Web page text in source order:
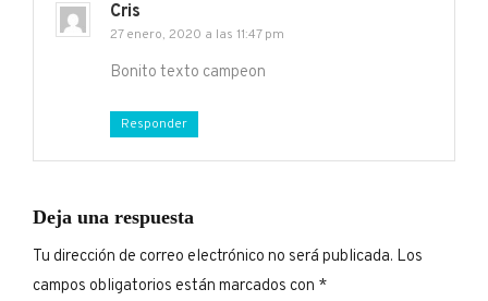
Cris
27 enero, 2020 a las 11:47 pm
Bonito texto campeon
Responder
Deja una respuesta
Tu dirección de correo electrónico no será publicada. Los
campos obligatorios están marcados con *